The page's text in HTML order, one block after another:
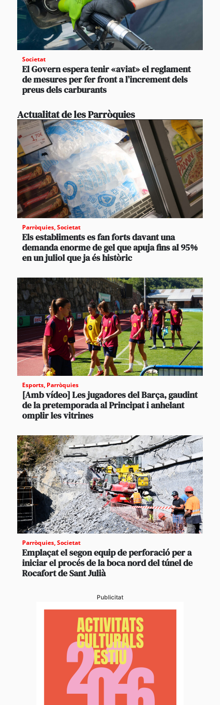
Societat
El Govern espera tenir «aviat» el reglament
de mesures per fer front a l’increment dels
preus dels carburants
Actualitat de les Parròquies
Parròquies,Societat
Els establiments es fan forts davant una
demanda enorme de gel que apuja fins al 95%
en un juliol que ja és històric
Esports, Parròquies
[Amb vídeo] Les jugadores del Barça, gaudint
de la pretemporada al Principat i anhelant
omplir les vitrines
Parròquies,Societat
Emplaçat el segon equip de perforació per a
iniciar el procés de la boca nord del túnel de
Rocafort de Sant Julià
Publicitat